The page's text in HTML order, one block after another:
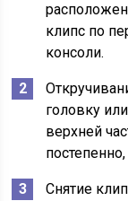
клипс по
консоли.
головку
верхней
Снятие